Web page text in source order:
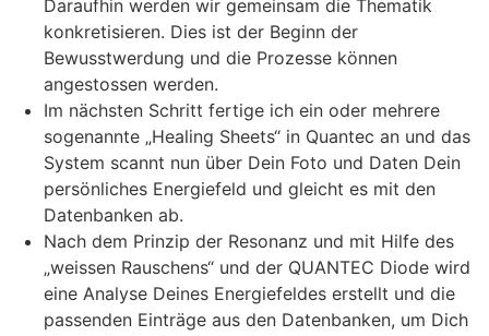
Daraufhin werden wir gemeinsam die Thematik
konkretisieren. Dies ist der Beginn der
Bewusstwerdung und die Prozesse können
angestossen werden.
Im nächsten Schritt fertige ich ein oder mehrere
sogenannte „Healing Sheets“ in Quantec an und das
System scannt nun über Dein Foto und Daten Dein
persönliches Energiefeld und gleicht es mit den
Datenbanken ab.
Nach dem Prinzip der Resonanz und mit Hilfe des
„weissen Rauschens“ und der QUANTEC Diode wird
eine Analyse Deines Energiefeldes erstellt und die
passenden Einträge aus den Datenbanken, um Dich